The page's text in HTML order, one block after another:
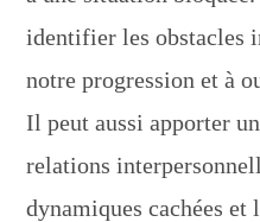
identifier les obstacles
notre progression et à
Il peut aussi apporter
relations
dynamiques cachées